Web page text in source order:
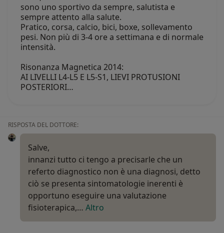
sono uno sportivo da sempre, salutista e
sempre attento alla salute.
Pratico, corsa, calcio, bici, boxe, sollevamento
pesi. Non più di 3-4 ore a settimana e di normale
intensità.
Risonanza Magnetica 2014:
AI LIVELLI L4-L5 E L5-S1, LIEVI PROTUSIONI
POSTERIORI…
RISPOSTA DEL DOTTORE:
Salve,
innanzi tutto ci tengo a precisarle che un
referto diagnostico non è una diagnosi, detto
ciò se presenta sintomatologie inerenti è
opportuno eseguire una valutazione
fisioterapica,… Altro